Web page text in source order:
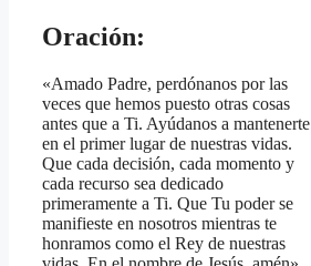
Oración:
«Amado Padre, perdónanos por las
veces que hemos puesto otras cosas
antes que a Ti. Ayúdanos a mantenerte
en el primer lugar de nuestras vidas.
Que cada decisión, cada momento y
cada recurso sea dedicado
primeramente a Ti. Que Tu poder se
manifieste en nosotros mientras te
honramos como el Rey de nuestras